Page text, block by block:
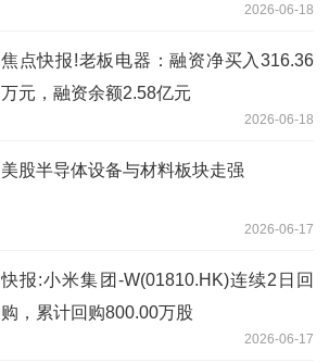
2026-06-18
焦点快报!老板电器：融资净买入316.36
万元，融资余额2.58亿元
2026-06-18
美股半导体设备与材料板块走强
2026-06-17
快报:小米集团-W(01810.HK)连续2日回
购，累计回购800.00万股
2026-06-17